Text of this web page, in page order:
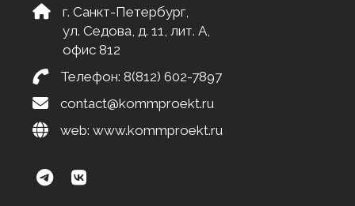
г. Санкт-Петербург,
ул. Седова, д. 11, лит. А,
офис 812
Телефон:8(812) 602-7897
contact@kommproekt.ru
web:www.kommproekt.ru